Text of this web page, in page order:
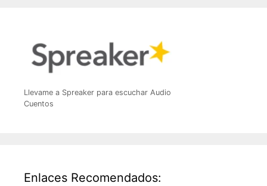
Llevame a Spreaker para escuchar Audio
Cuentos
Enlaces Recomendados: